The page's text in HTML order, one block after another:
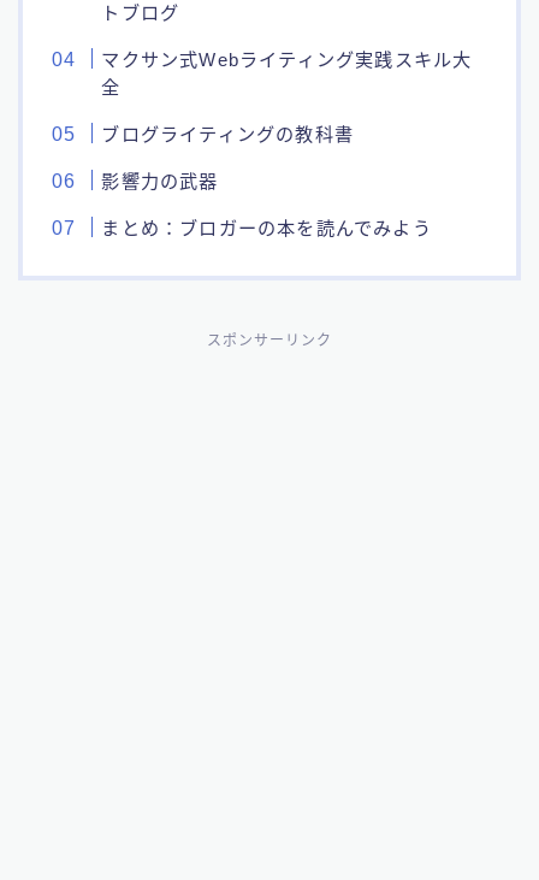
トブログ
マクサン式Webライティング実践スキル大
全
ブログライティングの教科書
影響力の武器
まとめ：ブロガーの本を読んでみよう
スポンサーリンク